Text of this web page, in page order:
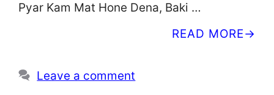
Pyar Kam Mat Hone Dena, Baki …
READ MORE
Leave a comment